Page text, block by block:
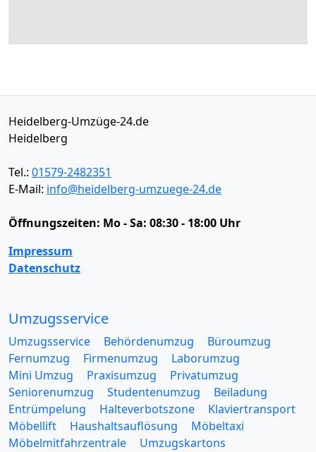
Heidelberg-Umzüge-24.de
Heidelberg
Tel.: 01579-2482351
E-Mail: info@heidelberg-umzuege-24.de
Öffnungszeiten: Mo - Sa: 08:30 - 18:00 Uhr
Impressum
Datenschutz
Umzugsservice
Umzugsservice Behördenumzug
Büroumzug
Fernumzug
Firmenumzug
Laborumzug
Mini Umzug
Praxisumzug
Privatumzug
Seniorenumzug
Studentenumzug
Beiladung
Entrümpelung
Halteverbotszone
Klaviertransport
Möbellift
Haushaltsauflösung
Möbeltaxi
Möbelmitfahrzentrale
Umzugskartons